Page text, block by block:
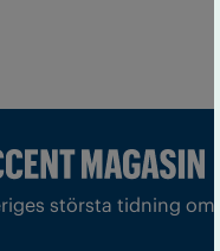
största tidning